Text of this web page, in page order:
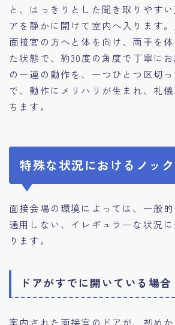
と、はっきりとした聞き取りやす
アを静かに開けて室内へ入ります
面接官の方へと体を向け、両手を
た状態で、約30度の角度で丁寧に
の一連の動作を、一つひとつ区切
で、動作にメリハリが生まれ、礼
ちます。
特殊な状況におけるノッ
面接会場の環境によっては、一般
通用しない、イレギュラーな状況
ります。
ドアがすでに開いている場合
案内された面接室のドアが、初め